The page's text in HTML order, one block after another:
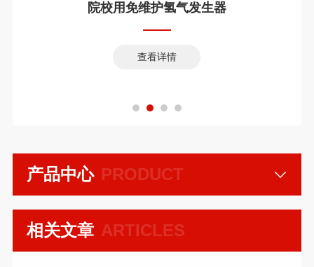
院校用免维护氢气发生器
查看详情
PRODUCT
产品中心
ARTICLES
相关文章